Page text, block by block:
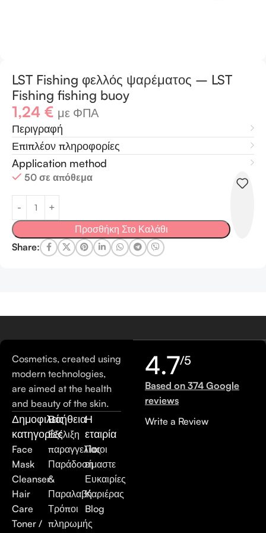
LST Fishing φελλός ψαρέματος – LST
Fishing fishing buoy
1,24 € με ΦΠΑ
Περιγραφή
Επιπλέον πληροφορίες
Application method
50 σε απόθεμα
Προσθήκη Στο Καλάθι
Share:
Cosmetics, created using
modern technologies,
are aimed at the health
and beauty of the skin.
Δημοφιλείς
κατηγορίες
Face
Mask
Cleanser
Hair
Care
Toner /
Βοήθεια
Εξέλιξη
παραγγελίας
Παράδοση
&
Παραλαβή
Τρόποι
πληρωμής
Η
εταιρία
Ποιοι
είμαστε
Ευκαιρίες
Καριέρας
Blog
4.7/5
Based on 374 Google
reviews
Write a Review